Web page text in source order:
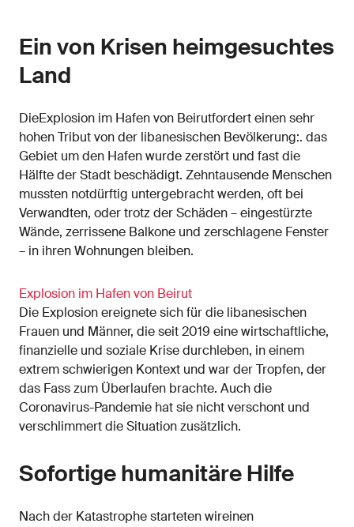
Ein von Krisen heimgesuchtes
Land
DieExplosion im Hafen von Beirutfordert einen sehr
hohen Tribut von der libanesischen Bevölkerung:. das
Gebiet um den Hafen wurde zerstört und fast die
Hälfte der Stadt beschädigt. Zehntausende Menschen
mussten notdürftig untergebracht werden, oft bei
Verwandten, oder trotz der Schäden – eingestürzte
Wände, zerrissene Balkone und zerschlagene Fenster
– in ihren Wohnungen bleiben.
Explosion im Hafen von Beirut
Die Explosion ereignete sich für die libanesischen
Frauen und Männer, die seit 2019 eine wirtschaftliche,
finanzielle und soziale Krise durchleben, in einem
extrem schwierigen Kontext und war der Tropfen, der
das Fass zum Überlaufen brachte. Auch die
Coronavirus-Pandemie hat sie nicht verschont und
verschlimmert die Situation zusätzlich.
Sofortige humanitäre Hilfe
Nach der Katastrophe starteten wireinen